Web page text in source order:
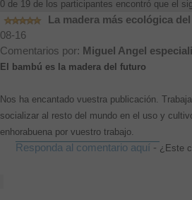
0 de 19 de los participantes encontró que el
La madera más ecológica
08-16
Comentarios por: Miguel Angel
El bambú es la madera del futuro
Nos ha encantado vuestra publicación.
socializar al resto del mundo en el uso y
enhorabuena por vuestro trabajo.
Responda al comentario aquí - ¿Este